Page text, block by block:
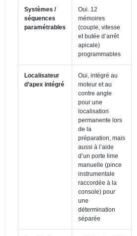
Systèmes /
séquences
paramétrables
Oui. 12
mémoires
(couple, vitesse
et butée d’arrêt
apicale)
programmables
Localisateur
d’apex intégré
Oui, intégré au
moteur et au
contre angle
pour une
localisation
permanente lors
de la
préparation, mais
aussi à l’aide
d’un porte lime
manuelle (pince
instrumentale
raccordée à la
console) pour
une
détermination
séparée